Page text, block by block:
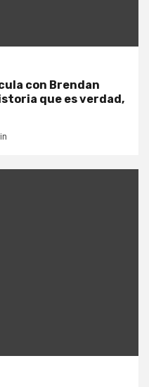
con Brendan
que es verdad,